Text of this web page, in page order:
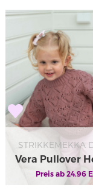
STRIKKEMEKKA
Vera Pullover
Preis ab 24.96